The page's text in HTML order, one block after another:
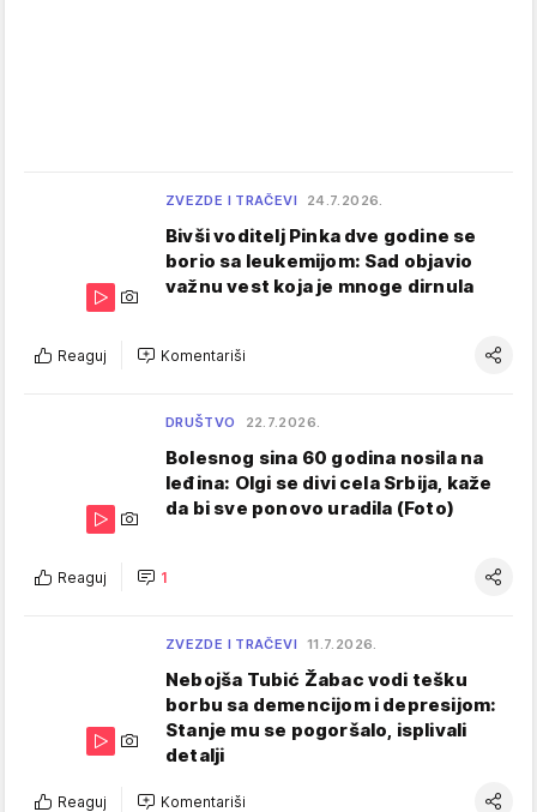
ZVEZDE I TRAČEVI 24.7.2026.
Bivši voditelj Pinka dve godine se
borio sa leukemijom: Sad objavio
važnu vest koja je mnoge dirnula
Reaguj Komentariši
DRUŠTVO 22.7.2026.
Bolesnog sina 60 godina nosila na
leđina: Olgi se divi cela Srbija, kaže
da bi sve ponovo uradila (Foto)
Reaguj 1
ZVEZDE I TRAČEVI 11.7.2026.
Nebojša Tubić Žabac vodi tešku
borbu sa demencijom i depresijom:
Stanje mu se pogoršalo, isplivali
detalji
Reaguj Komentariši